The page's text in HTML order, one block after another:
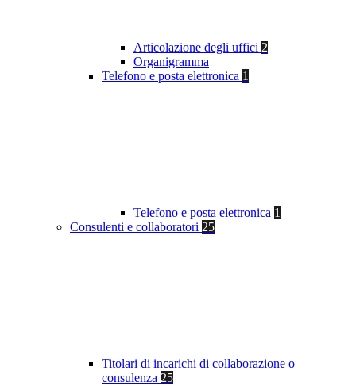
Articolazione degli uffici 2
Organigramma
Telefono e posta elettronica 1
Telefono e posta elettronica 1
Consulenti e collaboratori 25
Titolari di incarichi di collaborazione o
consulenza 25